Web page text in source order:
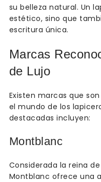
su belleza natural. Un
estético, sino que
escritura única.
Marcas
de Lujo
Existen marcas que
el mundo de los
destacadas incluyen:
Montblanc
Considerada la reina
Montblanc ofrece una